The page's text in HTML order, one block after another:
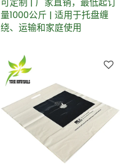
量1000公斤 | 适用于托盘缠
绕、运输和家庭使用